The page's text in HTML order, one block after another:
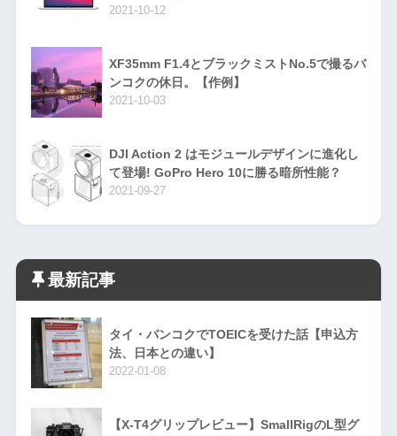
2021-10-12
XF35mm F1.4とブラックミストNo.5で撮るバ
ンコクの休日。【作例】
2021-10-03
DJI Action 2 はモジュールデザインに進化し
て登場! GoPro Hero 10に勝る暗所性能？
2021-09-27
最新記事
タイ・バンコクでTOEICを受けた話【申込方
法、日本との違い】
2022-01-08
【X-T4グリップレビュー】SmallRigのL型グ